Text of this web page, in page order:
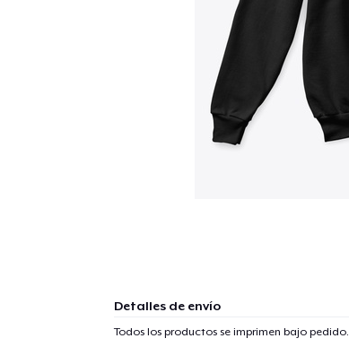
Detalles de envío
Todos los productos se imprimen bajo pedido.